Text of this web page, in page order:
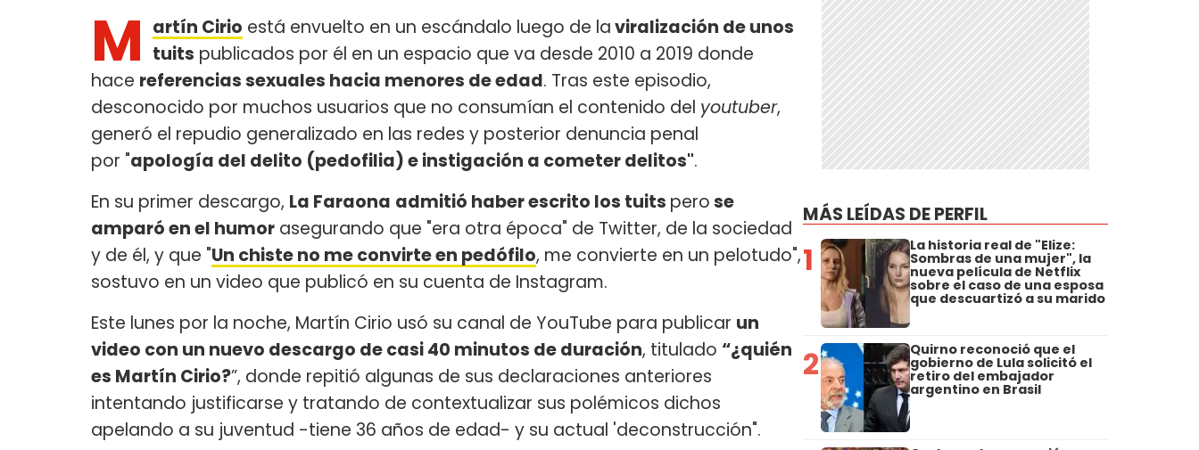
M artín Cirio está envuelto en un escándalo luego de laviralización de unos
tuits publicados por él en un espacio que va desde 2010 a 2019 donde
hace referencias sexuales hacia menores de edad. Tras este episodio,
desconocido por muchos usuarios que no consumían el contenido del youtuber,
generó el repudio generalizado en las redes y posterior denuncia penal
por "apología del delito (pedofilia) e instigación a cometer delitos".
En su primer descargo, La Faraona admitió haber escrito los tuits perose
amparó en el humor asegurando que "era otra época" de Twitter, de la sociedad
y de él, y que "Un chiste no me convirte en pedófilo, me convierte en un pelotudo",
sostuvo en un video que publicó en su cuenta de Instagram.
Este lunes por la noche, Martín Cirio usó su canal de YouTube para publicar un
video con un nuevo descargo de casi 40 minutos de duración, titulado “¿quién
es Martín Cirio?”, donde repitió algunas de sus declaraciones anteriores
intentando justificarse y tratando de contextualizar sus polémicos dichos
apelando a su juventud -tiene 36 años de edad- y su actual 'deconstrucción".
MÁS LEÍDAS DE PERFIL
1 La historia real de "Elize:
Sombras de una mujer", la
nueva película de Netflix
sobre el caso de una esposa
que descuartizó a su marido
2 Quirno reconoció que el
gobierno de Lula solicitó el
retiro del embajador
argentino en Brasil